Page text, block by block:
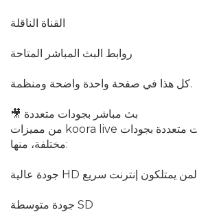
القناة الناقلة
روابط البث المباشر المتاحة
كل هذا في صفحة واحدة واضحة ومنظمة.
🎥 بث مباشر بجودات متعددة
من مميزات koora live أنه يقدم سيرفرات متعددة بجودات
مختلفة، منها:
جودة عالية HD لمن يمتلكون إنترنت سريع
جودة متوسطة SD